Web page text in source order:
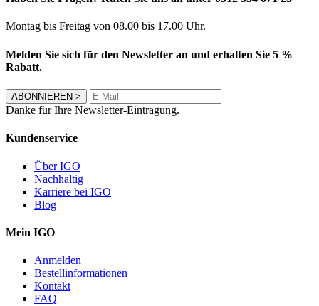
Montag bis Freitag von 08.00 bis 17.00 Uhr.
Melden Sie sich für den Newsletter an und erhalten Sie 5 %
Rabatt.
ABONNIEREN >
Danke für Ihre Newsletter-Eintragung.
Kundenservice
Über IGO
Nachhaltig
Karriere bei IGO
Blog
Mein IGO
Anmelden
Bestellinformationen
Kontakt
FAQ